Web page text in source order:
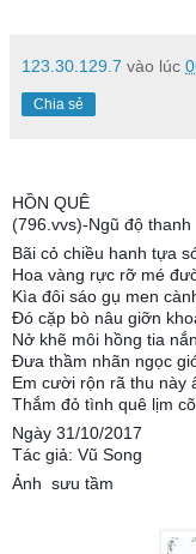
123.30.129.7 vào lúc
Chia sẻ
HỒN QUÊ
(796.vvs)-Ngũ độ thanh
Bãi cỏ chiều hanh tựa
Hoa vàng rực rỡ mé
Kìa đôi sáo gụ men
Đó cặp bò nâu giỡn
Nở khẽ môi hồng tia
Đưa thầm nhãn ngọc
Em cười rộn rã thu này
Thắm đỏ tình quê lịm
Ngày 31/10/2017
Tác giả: Vũ Song
Ảnh sưu tầm